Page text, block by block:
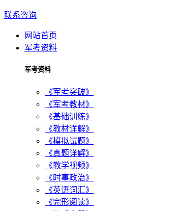
联系咨询
网站首页
军考资料
军考资料
《军考突破》
《军考教材》
《基础训练》
《教材详解》
《模拟试题》
《真题详解》
《教学视频》
《时事政治》
《英语词汇》
《完形阅读》